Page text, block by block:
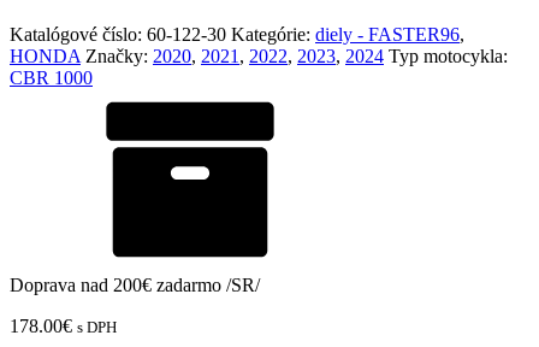
Katalógové číslo: 60-122-30 Kategórie: diely - FASTER96,
HONDA Značky: 2020, 2021 , 2022, 2023, 2024 Typ motocykla:
CBR 1000
Doprava nad 200€ zadarmo /SR/
178.00€ s DPH